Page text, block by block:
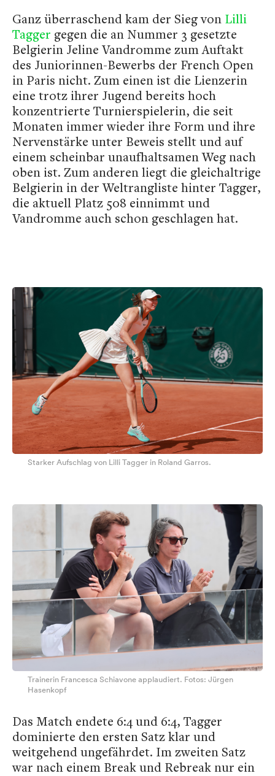
Ganz überraschend kam der Sieg von Lilli
Tagger gegen die an Nummer 3 gesetzte
Belgierin Jeline Vandromme zum Auftakt
des Juniorinnen-Bewerbs der French Open
in Paris nicht. Zum einen ist die Lienzerin
eine trotz ihrer Jugend bereits hoch
konzentrierte Turnierspielerin, die seit
Monaten immer wieder ihre Form und ihre
Nervenstärke unter Beweis stellt und auf
einem scheinbar unaufhaltsamen Weg nach
oben ist. Zum anderen liegt die gleichaltrige
Belgierin in der Weltrangliste hinter Tagger,
die aktuell Platz 508 einnimmt und
Vandromme auch schon geschlagen hat.
Starker Aufschlag von Lilli Tagger in Roland Garros.
Trainerin Francesca Schiavone applaudiert. Fotos: Jürgen
Hasenkopf
Das Match endete 6:4 und 6:4, Tagger
dominierte den ersten Satz klar und
weitgehend ungefährdet. Im zweiten Satz
war nach einem Break und Rebreak nur ein